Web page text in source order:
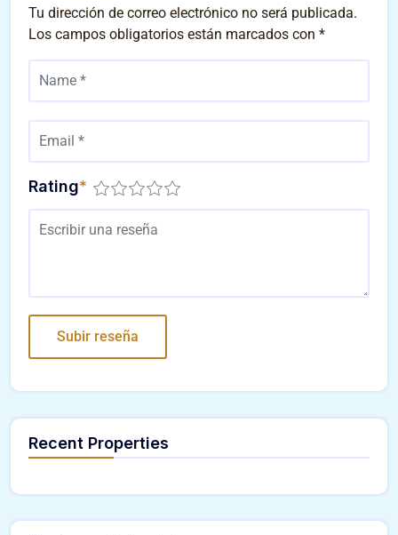
Tu dirección de correo electrónico no será publicada.
Los campos obligatorios están marcados con *
Rating*
Recent Properties